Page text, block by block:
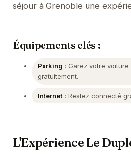
séjour à Grenoble une
Équipements clés :
Parking : Garez votre
gratuitement.
Internet : Restez connecté
L'Expérience Le